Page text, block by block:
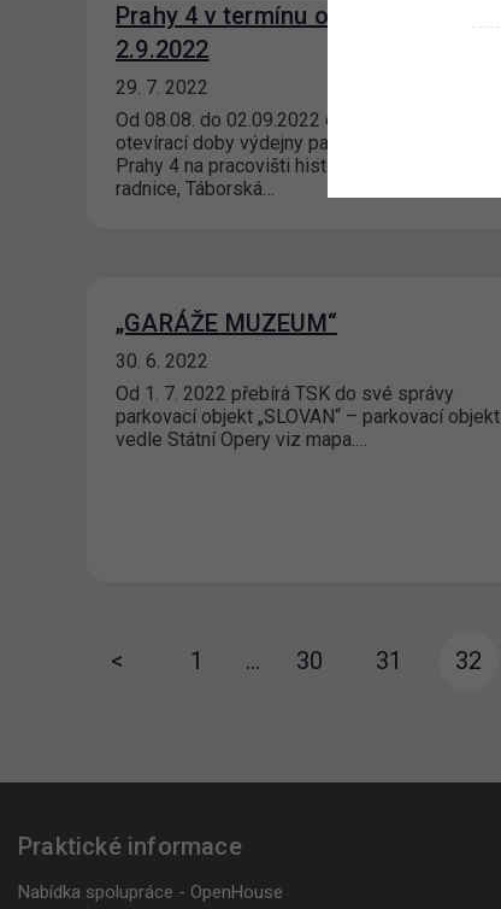
Prahy 4 v termínu od 8.8. do
2.9.2022
29. 7. 2022
Od 08.08. do 02.09.2022 dojde k rozšíření
otevírací doby výdejny parkovacích oprávnění
Prahy 4 na pracovišti historické Nuselské
radnice, Táborská…
„GARÁŽE MUZEUM“
30. 6. 2022
Od 1. 7. 2022 přebírá TSK do své správy
parkovací objekt „SLOVAN“ – parkovací objekt
vedle Státní Opery viz mapa.…
< 1 … 30 31 32
Praktické informace
Nabídka spolupráce - OpenHouse